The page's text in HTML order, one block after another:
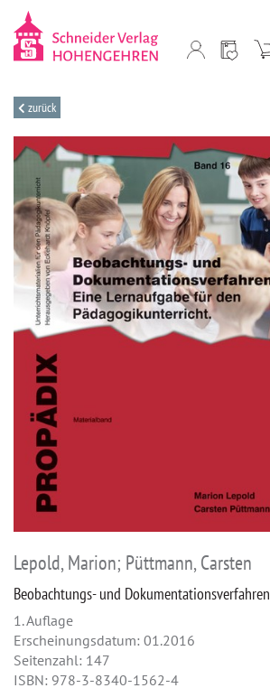
zurück
Lepold, Marion; Püttmann, Carsten
Beobachtungs- und Dokumentationsverfahren
1. Auflage
Erscheinungsdatum: 01.2016
Seitenzahl: 147
ISBN: 978-3-8340-1562-4